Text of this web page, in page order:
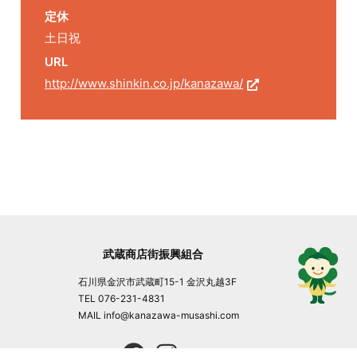
定休
土日祝
URL
http://www.shinkin.co.jp/kanazawa/
武蔵商店街振興組合
石川県金沢市武蔵町15-1 金沢丸越3F
TEL 076-231-4831
MAIL info@kanazawa-musashi.com